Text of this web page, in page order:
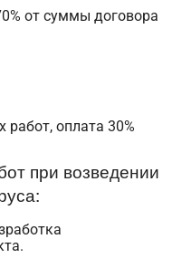
от суммы договора
работ, оплата 30%
при возведении